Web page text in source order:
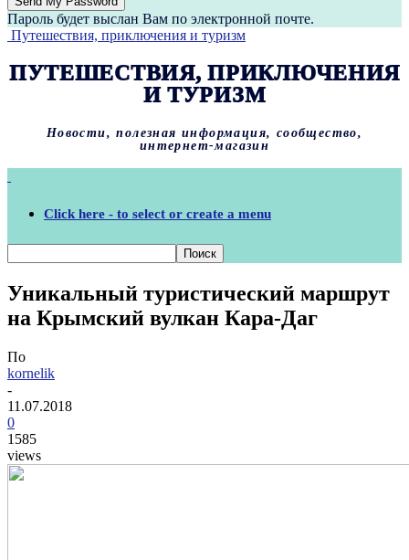
Пароль будет выслан Вам по электронной почте.
Путешествия, приключения и туризм
ПУТЕШЕСТВИЯ, ПРИКЛЮЧЕНИЯ
И ТУРИЗМ
Новости, полезная информация, сообщество,
интернет-магазин
Click here - to select or create a menu
Уникальный туристический маршрут
на Крымский вулкан Кара-Даг
По
kornelik
-
11.07.2018
0
1585
views